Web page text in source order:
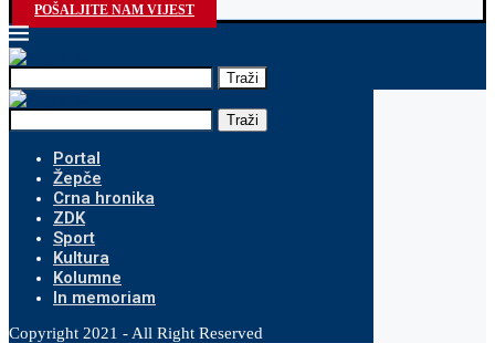
POŠALJITE NAM VIJEST
Traži
Traži
Portal
Žepče
Crna hronika
ZDK
Sport
Kultura
Kolumne
In memoriam
Copyright 2021 - All Right Reserved